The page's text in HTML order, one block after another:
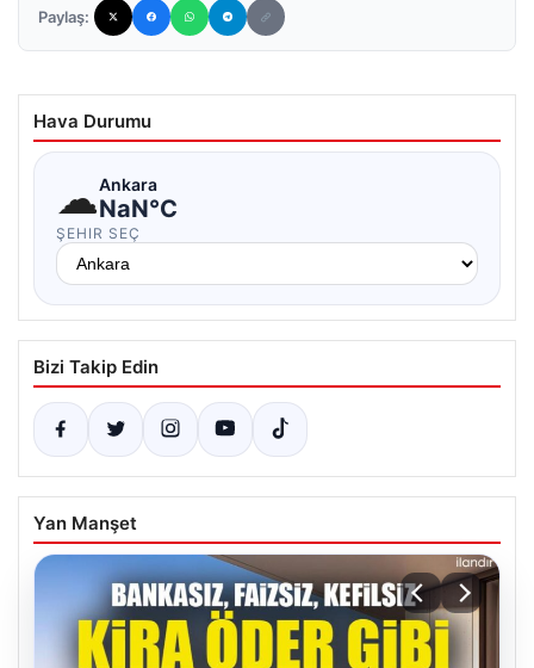
Paylaş:
Hava Durumu
☁Ankara
NaN°C
ŞEHIR SEÇ
Bizi Takip Edin
Yan Manşet